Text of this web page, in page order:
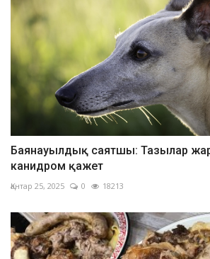
Баянауылдық саятшы: Тазылар
канидром қажет
Қантар 25, 2025 0 18213